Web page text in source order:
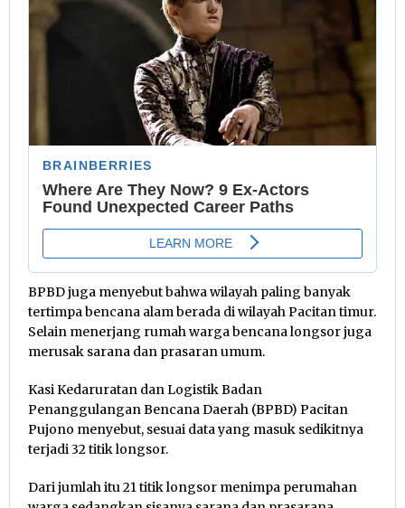
BPBD juga menyebut bahwa wilayah paling banyak
tertimpa bencana alam berada di wilayah Pacitan timur.
Selain menerjang rumah warga bencana longsor juga
merusak sarana dan prasaran umum.
Kasi Kedaruratan dan Logistik Badan
Penanggulangan Bencana Daerah (BPBD) Pacitan
Pujono menyebut, sesuai data yang masuk sedikitnya
terjadi 32 titik longsor.
Dari jumlah itu 21 titik longsor menimpa perumahan